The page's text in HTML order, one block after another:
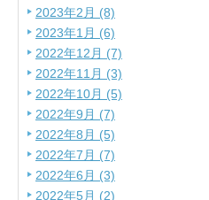
2023年2月 (8)
2023年1月 (6)
2022年12月 (7)
2022年11月 (3)
2022年10月 (5)
2022年9月 (7)
2022年8月 (5)
2022年7月 (7)
2022年6月 (3)
2022年5月 (2)